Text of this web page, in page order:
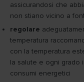
assicurandosi che
non stiano vicino a
regolare
temperatura
con la temperatura
la salute e ogni grado
consumi energetici